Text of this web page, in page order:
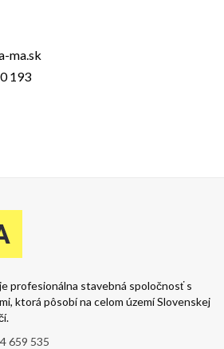
ma.sk
193
profesionálna stavebná spoločnosť s
ktorá pôsobí na celom území Slovenskej
659 535